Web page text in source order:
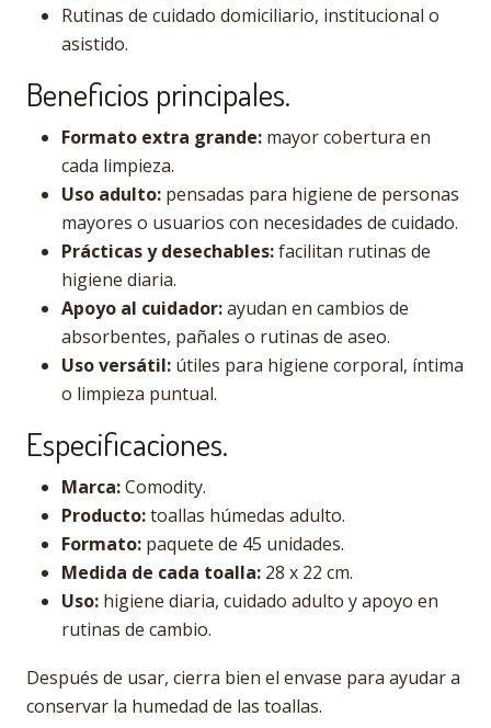
Rutinas de cuidado domiciliario, institucional o
asistido.
Beneficios principales.
Formato extra grande: mayor cobertura en
cada limpieza.
Uso adulto: pensadas para higiene de personas
mayores o usuarios con necesidades de cuidado.
Prácticas y desechables:facilitan rutinas de
higiene diaria.
Apoyo al cuidador:ayudan en cambios de
absorbentes, pañales o rutinas de aseo.
Uso versátil: útiles para higiene corporal, íntima
o limpieza puntual.
Especificaciones.
Marca:Comodity.
Producto:toallas húmedas adulto.
Formato: paquete de 45 unidades.
Medida de cada toalla: 28 x 22 cm.
Uso: higiene diaria, cuidado adulto y apoyo en
rutinas de cambio.
Después de usar, cierra bien el envase para ayudar a
conservar la humedad de las toallas.